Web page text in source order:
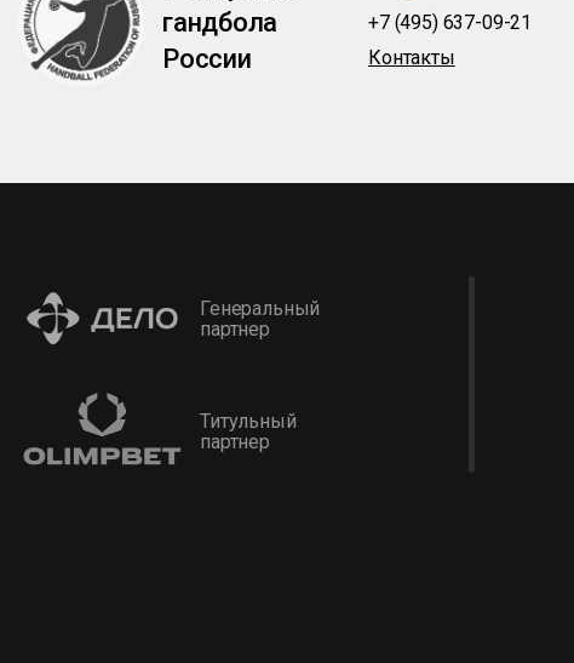
гандбола
России
+7 (495) 637-09-21
Контакты
Генеральный
партнер
Титульный
партнер